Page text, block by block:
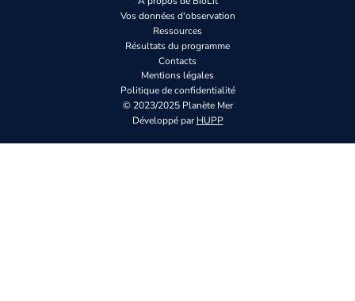
Vos données d'observation
Ressources
Résultats du programme
Contacts
Mentions légales
Politique de confidentialité
© 2023/2025 Planète Mer
Développé parHUPP